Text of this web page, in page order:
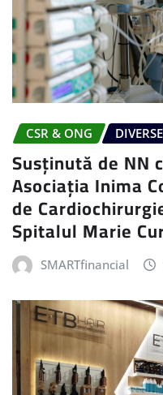
CSR & ONG
Susținută de NN
Asociația Inima
de
Spitalul Marie
SMARTfinancial